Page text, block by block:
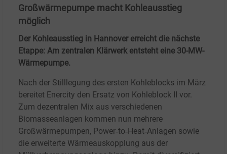
Großwärmepumpe macht Kohleausstieg
möglich
Der Kohleausstieg in Hannover erreicht die nächste
Etappe: Am zentralen Klärwerk entsteht eine 30-MW-
Wärmepumpe.
Nach der Stilllegung des ersten Kohleblocks im März
bereitet Enercity den Ersatz von Kohleblock II vor.
Zum dezentralen Mix aus verschiedenen
Biomasseanlagen kommen nun mehrere
Großwärmepumpen, Power‑to‑Heat‑Anlagen sowie
die erweiterte Wärmeauskopplung aus der